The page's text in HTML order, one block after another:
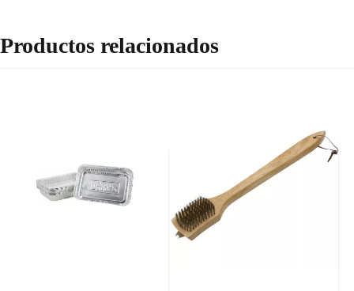
Productos relacionados